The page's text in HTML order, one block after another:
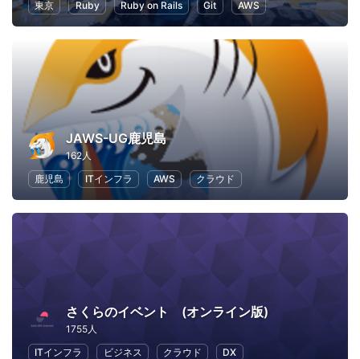
東京 Ruby Ruby on Rails Git AWS
JAWS-UG鹿児島
162人
鹿児島
ITインフラ AWS クラウド
さくらのイベント (オンライン版)
1755人
ITインフラ
ビジネス クラウド DX